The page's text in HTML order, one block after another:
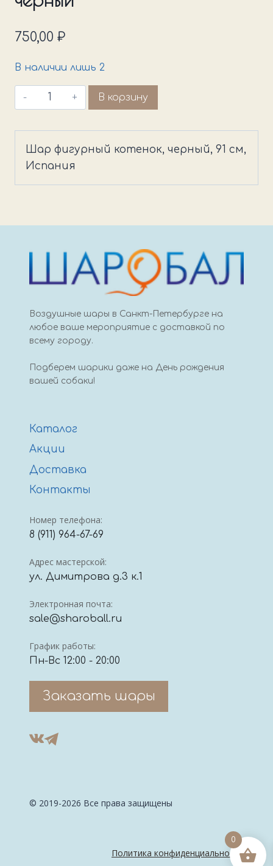
750,00 ₽
В наличии лишь 2
Количество
товара
фигурный
котенок,
В корзину
Шар фигурный котенок, черный, 91 см,
Испания
Воздушные шары в Санкт-Петербурге на
любое ваше мероприятие с доставкой по
всему городу.
Подберем шарики даже на День рождения
вашей собаки!
Каталог
Акции
Доставка
Контакты
Номер телефона:
8 (911) 964-67-69
Адрес мастерской:
ул. Димитрова д.3 к.1
Электронная почта:
sale@sharoball.ru
График работы:
Пн-Вс 12:00 - 20:00
Заказать шары
© 2019-2026 Все права защищены
Политика конфиденциальности
0